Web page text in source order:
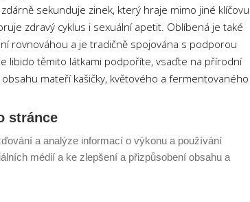
sekunduje zinek, který hraje mimo jiné klíčovu
zdravý cyklus i sexuální apetit. Oblíbená je také
rovnováhou a je tradičně spojována s podporou
libido těmito látkami podpoříte, vsaďte na přírodní
mateří kašičky, květového a fermentovaného
zamyslet, co vám tělo říká. Možná si jen žádá více
je třeba terapie
stránce
a analýze informací o výkonu a používání
médií a ke zlepšení a přizpůsobení obsahu a